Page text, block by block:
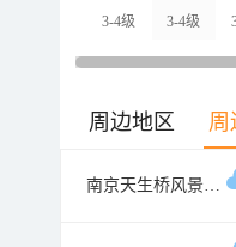
3-4级 3-4级
周边地区 周
南京天生桥风景名胜区